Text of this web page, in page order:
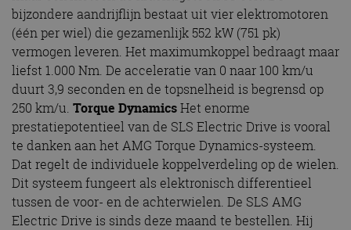
bijzondere aandrijflijn bestaat uit vier elektromotoren
(één per wiel) die gezamenlijk 552 kW (751 pk)
vermogen leveren. Het maximumkoppel bedraagt maar
liefst 1.000 Nm. De acceleratie van 0 naar 100 km/u
duurt 3,9 seconden en de topsnelheid is begrensd op
250 km/u. Torque DynamicsHet enorme
prestatiepotentieel van de SLS Electric Drive is vooral
te danken aan het AMG Torque Dynamics-systeem.
Dat regelt de individuele koppelverdeling op de wielen.
Dit systeem fungeert als elektronisch differentieel
tussen de voor- en de achterwielen. De SLS AMG
Electric Drive is sinds deze maand te bestellen. Hij